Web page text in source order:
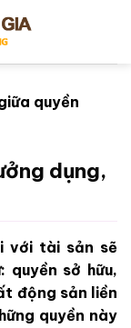
quyền
dụng,
với tài sản sẽ
quyền sở hữu,
động sản liền
quyền này